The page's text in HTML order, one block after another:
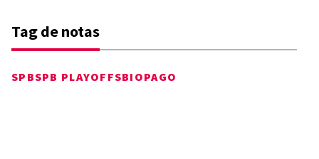
Tag de notas
SPBSPB PLAYOFFSBIOPAGO